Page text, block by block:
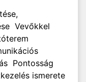
Vevőkkel
Pontosság
ismerete